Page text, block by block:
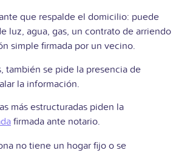
que respalde el domicilio: puede
luz, agua, gas, un contrato de arriendo
simple firmada por un vecino.
también se pide la presencia de
la información.
más estructuradas piden la
firmada ante notario.
no tiene un hogar fijo o se